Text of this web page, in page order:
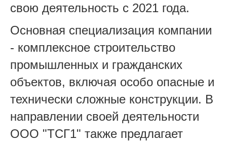
свою деятельность с 2021 года.
Основная специализация компании
- комплексное строительство
промышленных и гражданских
объектов, включая особо опасные и
технически сложные конструкции. В
направлении своей деятельности
ООО "ТСГ1" также предлагает